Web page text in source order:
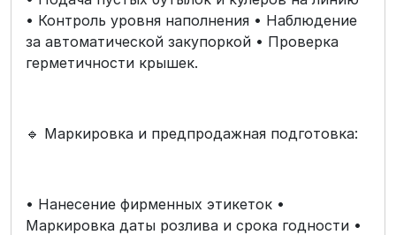
• Контроль уровня наполнения • Наблюдение
за автоматической закупоркой • Проверка
герметичности крышек.
🔹 Маркировка и предпродажная подготовка:
• Нанесение фирменных этикеток •
Маркировка даты розлива и срока годности •